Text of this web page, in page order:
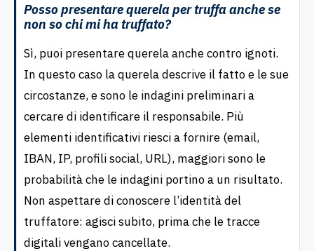
Posso presentare querela per truffa anche se
non so chi mi ha truffato?
Sì, puoi presentare querela anche contro ignoti.
In questo caso la querela descrive il fatto e le sue
circostanze, e sono le indagini preliminari a
cercare di identificare il responsabile. Più
elementi identificativi riesci a fornire (email,
IBAN, IP, profili social, URL), maggiori sono le
probabilità che le indagini portino a un risultato.
Non aspettare di conoscere l’identità del
truffatore: agisci subito, prima che le tracce
digitali vengano cancellate.